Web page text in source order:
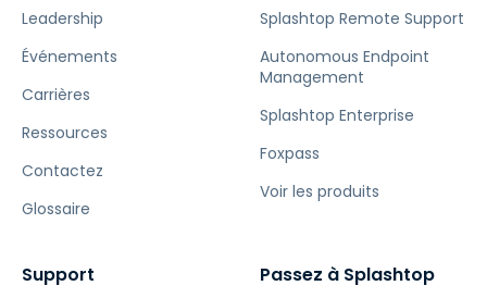
Leadership
Événements
Carrières
Ressources
Contactez
Glossaire
Splashtop Remote Support
Autonomous Endpoint
Management
Splashtop Enterprise
Foxpass
Voir les produits
Support Passez à Splashtop